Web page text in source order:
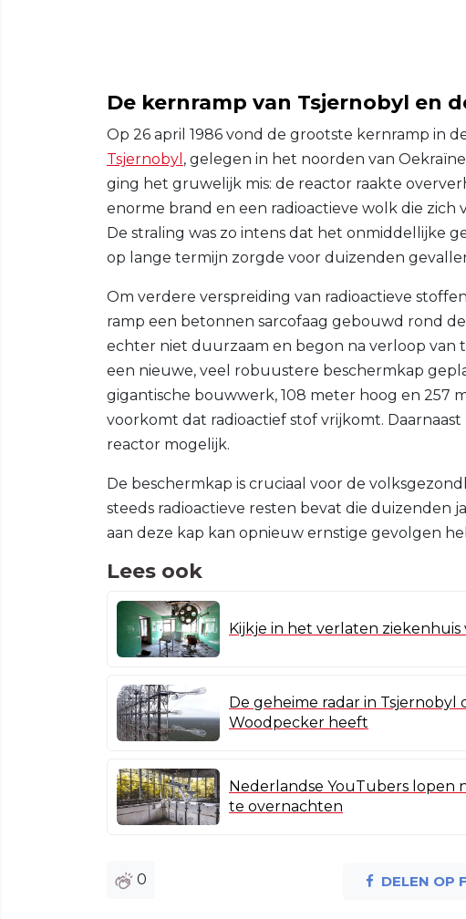
De kernramp van Tsjernobyl en
Op 26 april 1986 vond de grootste kernramp in
Tsjernobyl , gelegen in het noorden van
ging het gruwelijk mis: de reactor raakte
enorme brand en een radioactieve wolk die
De straling was zo intens dat het onmiddellijke
op lange termijn zorgde voor duizenden
Om verdere verspreiding van radioactieve
ramp een betonnen sarcofaag gebouwd rond
echter niet duurzaam en begon na verloop van
een nieuwe, veel robuustere beschermkap
gigantische bouwwerk, 108 meter hoog en 257
voorkomt dat radioactief stof vrijkomt.
reactor mogelijk.
De beschermkap is cruciaal voor de
steeds radioactieve resten bevat die duizenden
aan deze kap kan opnieuw ernstige gevolgen
Lees ook
Kijkje in het verlaten ziekenhuis
De geheime radar in Tsjernobyl
Woodpecker heeft
Nederlandse YouTubers lopen
te overnachten
0 DELEN OP